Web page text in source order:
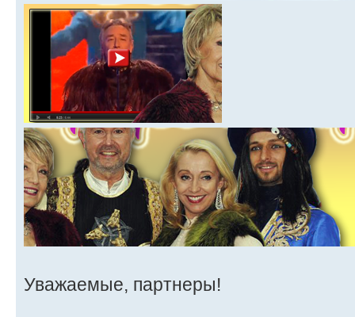
Уважаемые, партнеры!